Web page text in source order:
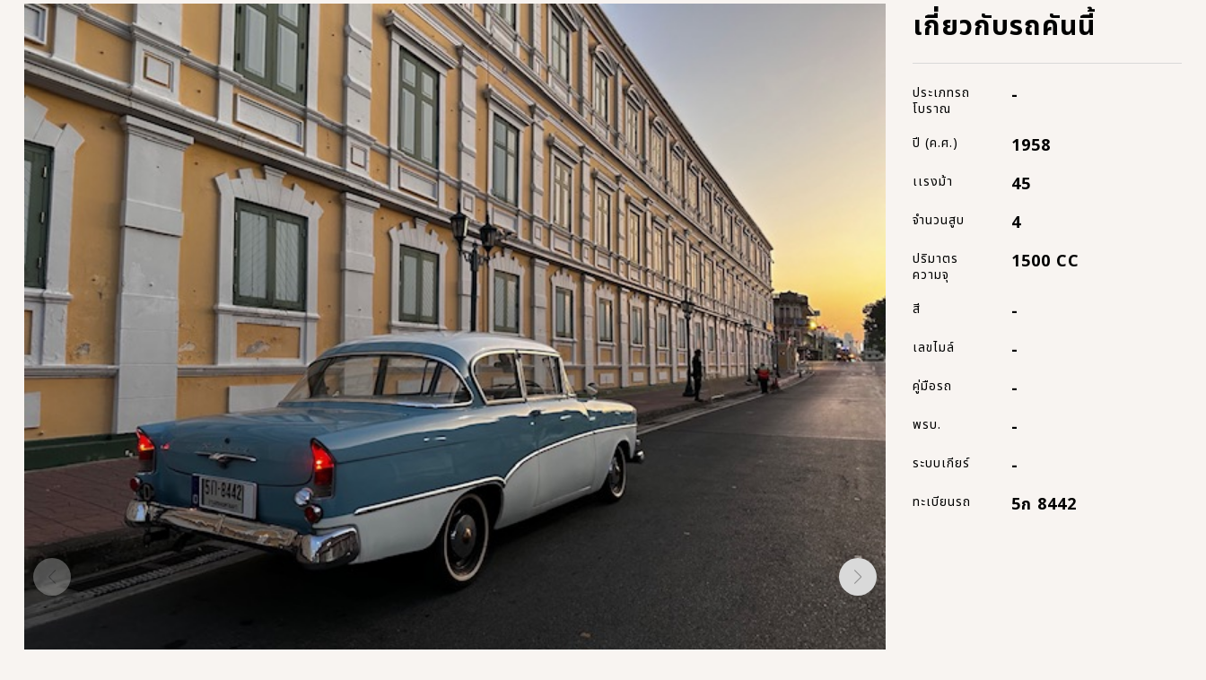
เกี่ยวกับรถคันนี้
ประเภทรถ
โบราณ
-
ปี (ค.ศ.) 1958
เเรงม้า 45
จำนวนสูบ 4
ปริมาตร
ความจุ
1500 CC
สี -
เลขไมล์ -
คู่มือรถ -
พรบ. -
ระบบเกียร์ -
ทะเบียนรถ 5ก 8442